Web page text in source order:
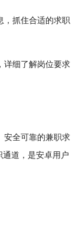
，抓住合适的求职
详细了解岗位要求
安全可靠的兼职求
道，是安卓用户